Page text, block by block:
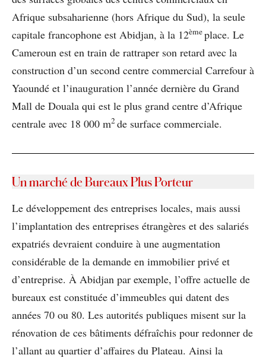
Afrique subsaharienne (hors Afrique du Sud), la seule
capitale francophone est Abidjan, à la 12èmeplace. Le
Cameroun est en train de rattraper son retard avec la
construction d’un second centre commercial Carrefour à
Yaoundé et l’inauguration l’année dernière du Grand
Mall de Douala qui est le plus grand centre d’Afrique
centrale avec 18 000 m2de surface commerciale.
Un marché de Bureaux Plus Porteur
Le développement des entreprises locales, mais aussi
l’implantation des entreprises étrangères et des salariés
expatriés devraient conduire à une augmentation
considérable de la demande en immobilier privé et
d’entreprise. À Abidjan par exemple, l’offre actuelle de
bureaux est constituée d’immeubles qui datent des
années 70 ou 80. Les autorités publiques misent sur la
rénovation de ces bâtiments défraîchis pour redonner de
l’allant au quartier d’affaires du Plateau. Ainsi la